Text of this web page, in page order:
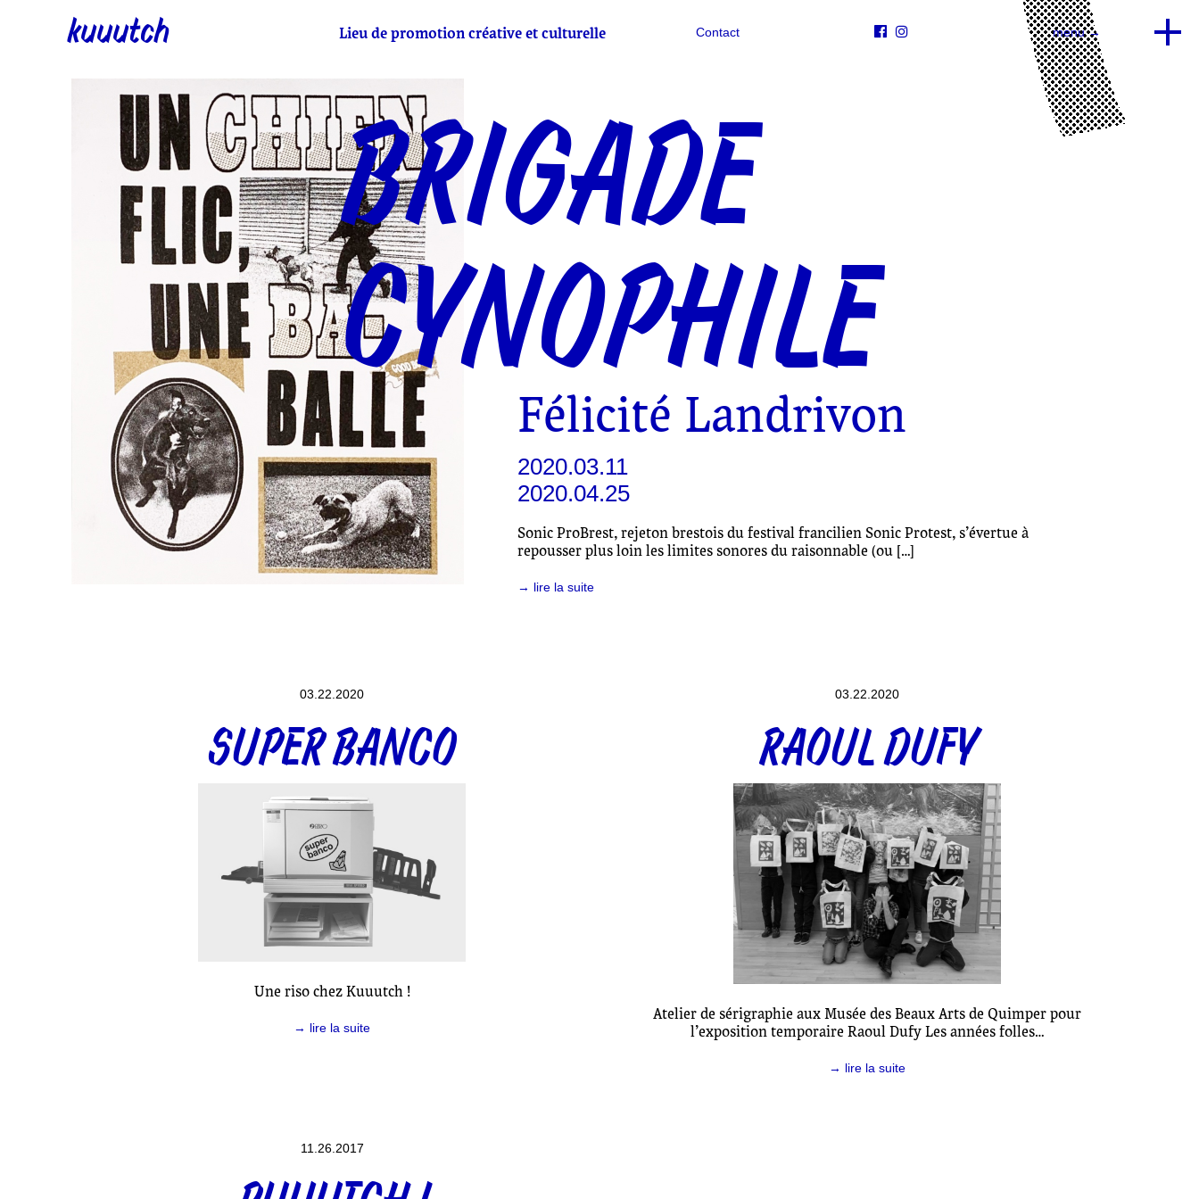
kuuutch Contact   menu →
Lieu de promotion créative et culturelle
BRIGADE
CYNOPHILE
Félicité Landrivon
2020.03.11
2020.04.25
Sonic ProBrest, rejeton brestois du festival francilien Sonic Protest, s’évertue à
repousser plus loin les limites sonores du raisonnable (ou […]
→ lire la suite
03.22.2020
SUPER BANCO
Une riso chez Kuuutch !
→ lire la suite
03.22.2020
RAOUL DUFY
Atelier de sérigraphie aux Musée des Beaux Arts de Quimper pour
l’exposition temporaire Raoul Dufy Les années folles…
→ lire la suite
11.26.2017